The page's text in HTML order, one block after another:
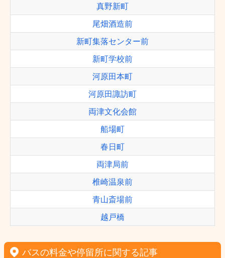
真野新町
尾畑酒造前
新町集落センター前
新町学校前
河原田本町
河原田諏訪町
両津文化会館
船場町
春日町
両津局前
椎崎温泉前
青山斎場前
越戸橋
バスの料金や停留所に関する記事